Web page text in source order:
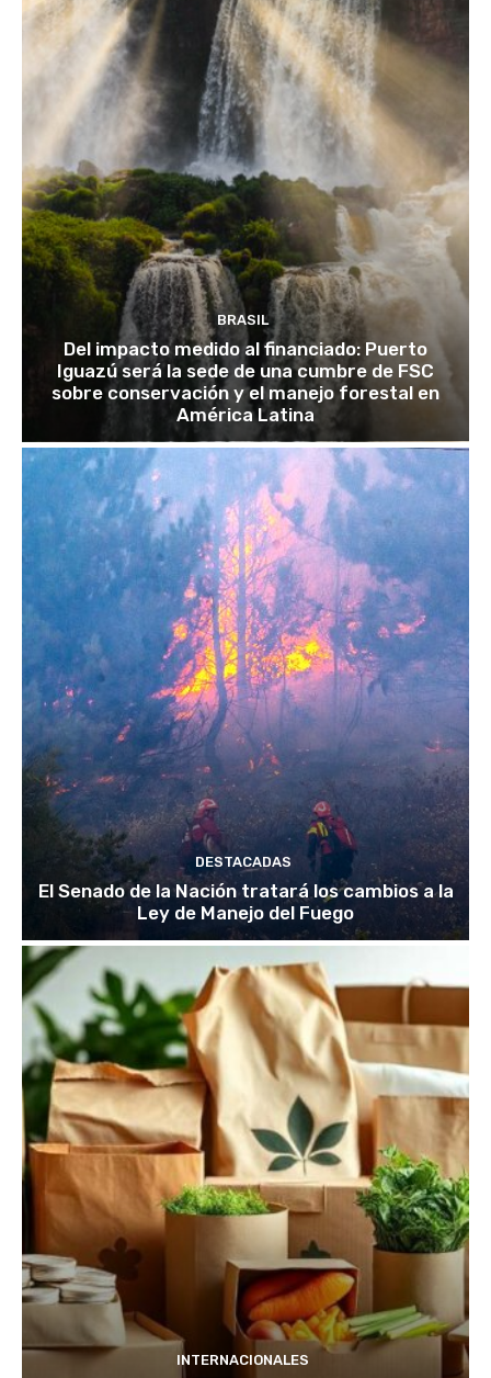
BRASIL
Del impacto medido al financiado: Puerto
Iguazú será la sede de una cumbre de FSC
sobre conservación y el manejo forestal en
América Latina
DESTACADAS
El Senado de la Nación tratará los cambios a la
Ley de Manejo del Fuego
INTERNACIONALES